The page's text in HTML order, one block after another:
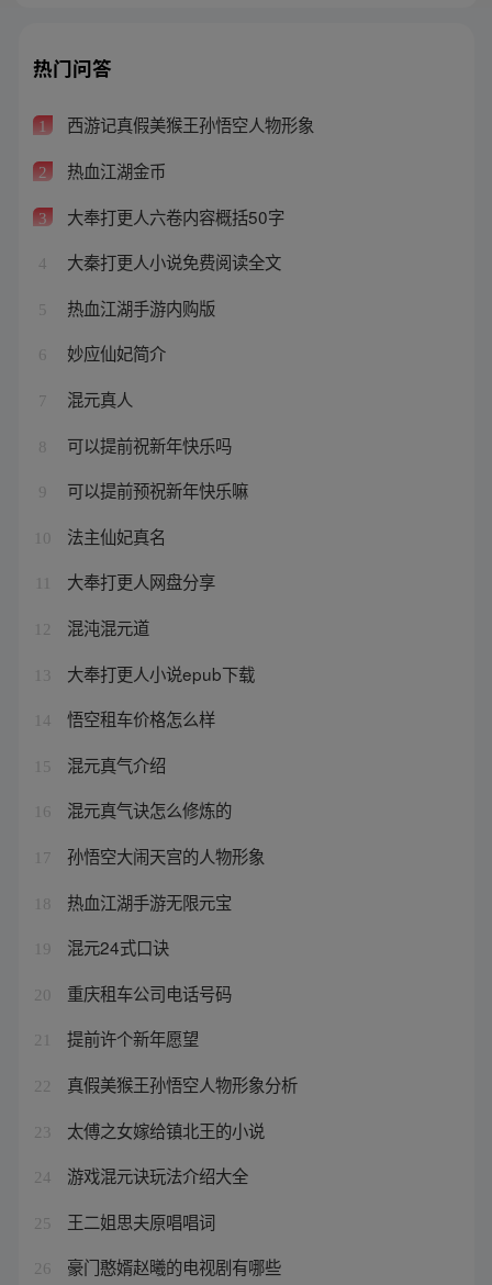
热门问答
1 西游记真假美猴王孙悟空人物形象
2 热血江湖金币
3 大奉打更人六卷内容概括50字
4 大秦打更人小说免费阅读全文
5 热血江湖手游内购版
6 妙应仙妃简介
7 混元真人
8 可以提前祝新年快乐吗
9 可以提前预祝新年快乐嘛
10 法主仙妃真名
大奉打更人网盘分享
12 混沌混元道
13 大奉打更人小说epub下载
14 悟空租车价格怎么样
15 混元真气介绍
16 混元真气诀怎么修炼的
17 孙悟空大闹天宫的人物形象
18 热血江湖手游无限元宝
19 混元24式口诀
20 重庆租车公司电话号码
21 提前许个新年愿望
22 真假美猴王孙悟空人物形象分析
23 太傅之女嫁给镇北王的小说
24 游戏混元诀玩法介绍大全
25 王二姐思夫原唱唱词
26 豪门憨婿赵曦的电视剧有哪些